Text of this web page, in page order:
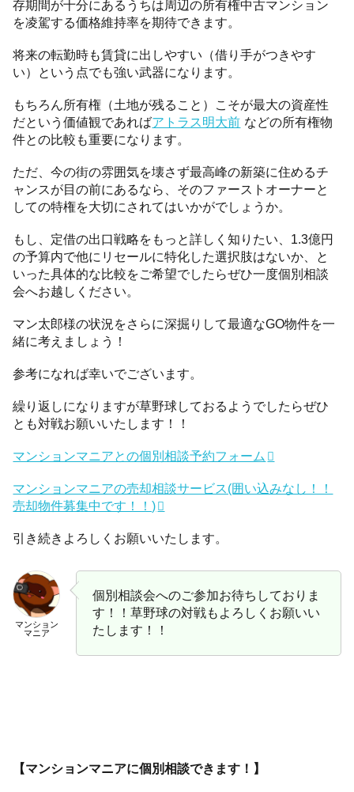
存期間が十分にあるうちは周辺の所有権中古マンション
を凌駕する価格維持率を期待できます。
将来の転勤時も賃貸に出しやすい（借り手がつきやす
い）という点でも強い武器になります。
もちろん所有権（土地が残ること）こそが最大の資産性
だという価値観であればアトラス明大前 などの所有権物
件との比較も重要になります。
ただ、今の街の雰囲気を壊さず最高峰の新築に住めるチ
ャンスが目の前にあるなら、そのファーストオーナーと
しての特権を大切にされてはいかがでしょうか。
もし、定借の出口戦略をもっと詳しく知りたい、1.3億円
の予算内で他にリセールに特化した選択肢はないか、と
いった具体的な比較をご希望でしたらぜひ一度個別相談
会へお越しください。
マン太郎様の状況をさらに深掘りして最適なGO物件を一
緒に考えましょう！
参考になれば幸いでございます。
繰り返しになりますが草野球しておるようでしたらぜひ
とも対戦お願いいたします！！
マンションマニアとの個別相談予約フォーム
マンションマニアの売却相談サービス(囲い込みなし！！
売却物件募集中です！！)
引き続きよろしくお願いいたします。
マンション
マニア
個別相談会へのご参加お待ちしておりま
す！！草野球の対戦もよろしくお願いい
たします！！
【マンションマニアに個別相談できます！】